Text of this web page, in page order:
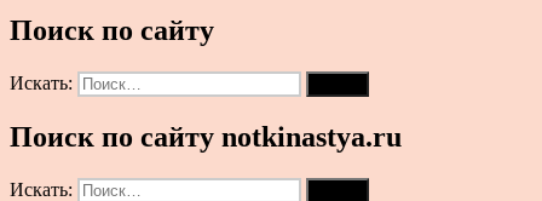
Поиск по сайту
Искать:
Поиск по сайту notkinastya.ru
Искать: